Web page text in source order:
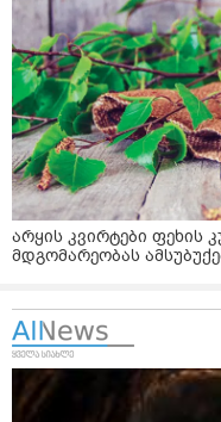
არყის კვირტები ფეხის
მდგომარეობას